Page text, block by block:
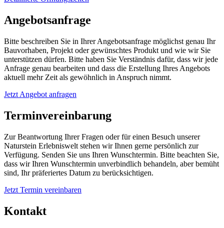
Angebotsanfrage
Bitte beschreiben Sie in Ihrer Angebotsanfrage möglichst genau Ihr
Bauvorhaben, Projekt oder gewünschtes Produkt und wie wir Sie
unterstützen dürfen. Bitte haben Sie Verständnis dafür, dass wir jede
Anfrage genau bearbeiten und dass die Erstellung Ihres Angebots
aktuell mehr Zeit als gewöhnlich in Anspruch nimmt.
Jetzt Angebot anfragen
Terminvereinbarung
Zur Beantwortung Ihrer Fragen oder für einen Besuch unserer
Naturstein Erlebniswelt stehen wir Ihnen gerne persönlich zur
Verfügung. Senden Sie uns Ihren Wunschtermin. Bitte beachten Sie,
dass wir Ihren Wunschtermin unverbindlich behandeln, aber bemüht
sind, Ihr präferiertes Datum zu berücksichtigen.
Jetzt Termin vereinbaren
Kontakt